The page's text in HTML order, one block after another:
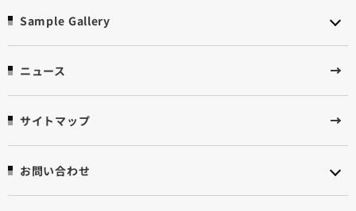
Sample Gallery
ニュース
サイトマップ
お問い合わせ